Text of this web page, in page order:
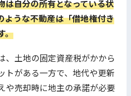
は自分の所有となっている状
ような不動産は「借地権付き
。
、土地の固定資産税がかから
トがある一方で、地代や更新
や売却時に地主の承諾が必要